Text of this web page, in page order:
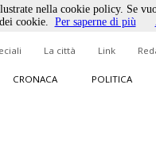
La città Link
CRONACA POLITICA
nella cookie policy. Se
cookie. Per saperne di più